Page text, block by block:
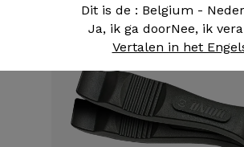
Dit is de : Belgium -
Ja, ik ga doorNee, ik
Vertalen in het